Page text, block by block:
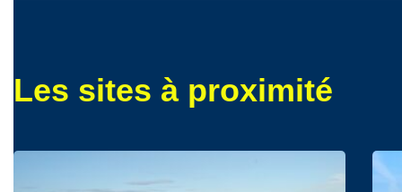
Les sites à proximité